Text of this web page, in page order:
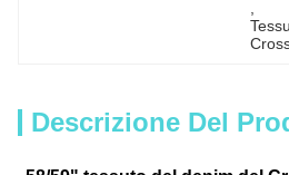
Descrizione Del